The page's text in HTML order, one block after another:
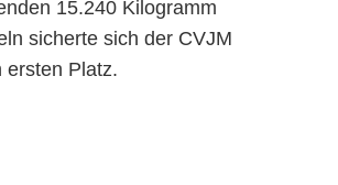
15.240 Kilogramm
sicherte sich der CVJM
ersten Platz.